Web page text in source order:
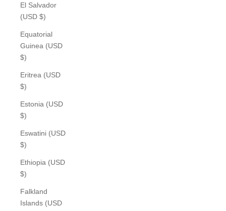
El Salvador
(USD $)
Equatorial
Guinea (USD
$)
Eritrea (USD
$)
Estonia (USD
$)
Eswatini (USD
$)
Ethiopia (USD
$)
Falkland
Islands (USD